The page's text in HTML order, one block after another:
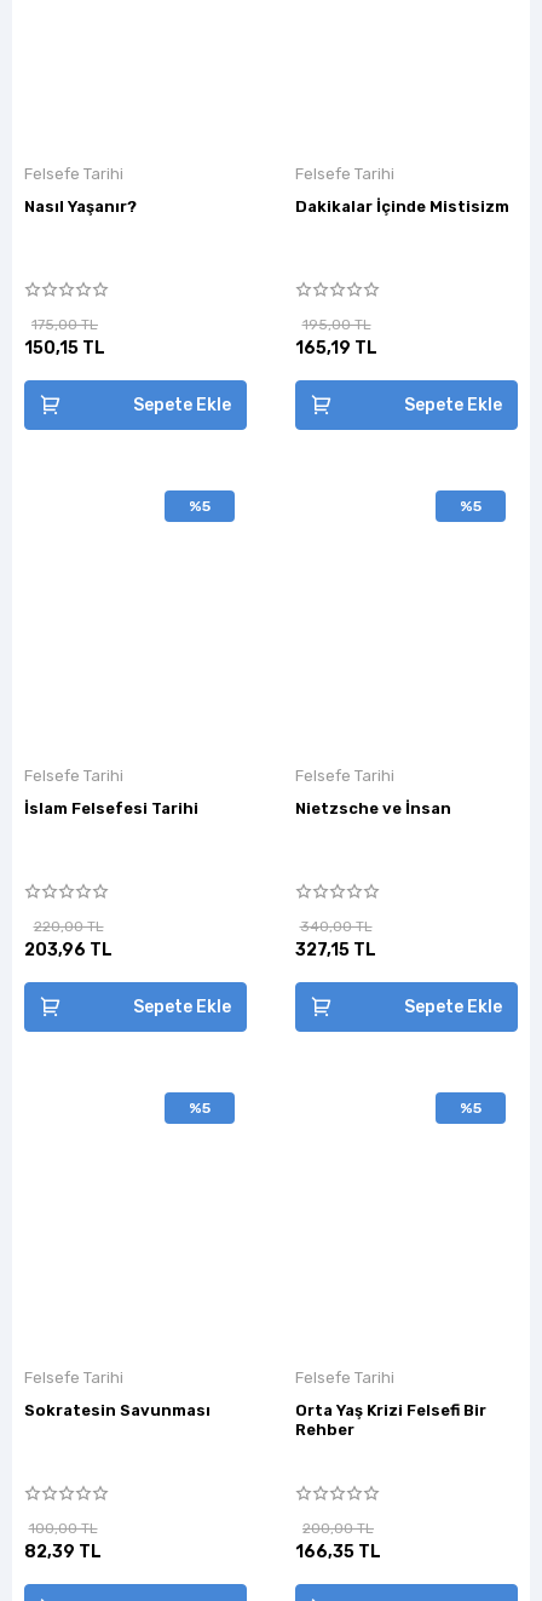
Felsefe Tarihi
Nasıl Yaşanır?
175,00 TL
150,15 TL
Sepete Ekle
Felsefe Tarihi
Dakikalar İçinde Mistisizm
195,00 TL
165,19 TL
Sepete Ekle
%5
Felsefe Tarihi
İslam Felsefesi Tarihi
220,00 TL
203,96 TL
Sepete Ekle
%5
Felsefe Tarihi
Nietzsche ve İnsan
340,00 TL
327,15 TL
Sepete Ekle
%5
Felsefe Tarihi
Sokratesin Savunması
100,00 TL
82,39 TL
%5
Felsefe Tarihi
Orta Yaş Krizi Felsefi Bir
Rehber
200,00 TL
166,35 TL